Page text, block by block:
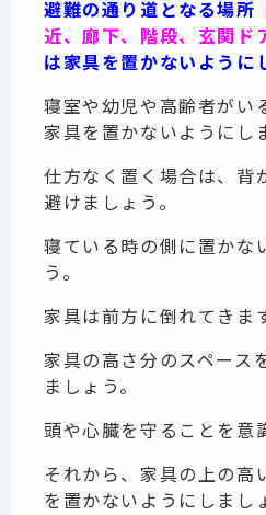
避難の通り道となる場所
近、廊下、階段、玄関ド
は家具を置かないように
寝室や幼児や高齢者がい
家具を置かないようにし
仕方なく置く場合は、背
避けましょう。
寝ている時の側に置かな
う。
家具は前方に倒れてきます
家具の高さ分のスペース
ましょう。
頭や心臓を守ることを意
それから、家具の上の高
を置かないようにしまし